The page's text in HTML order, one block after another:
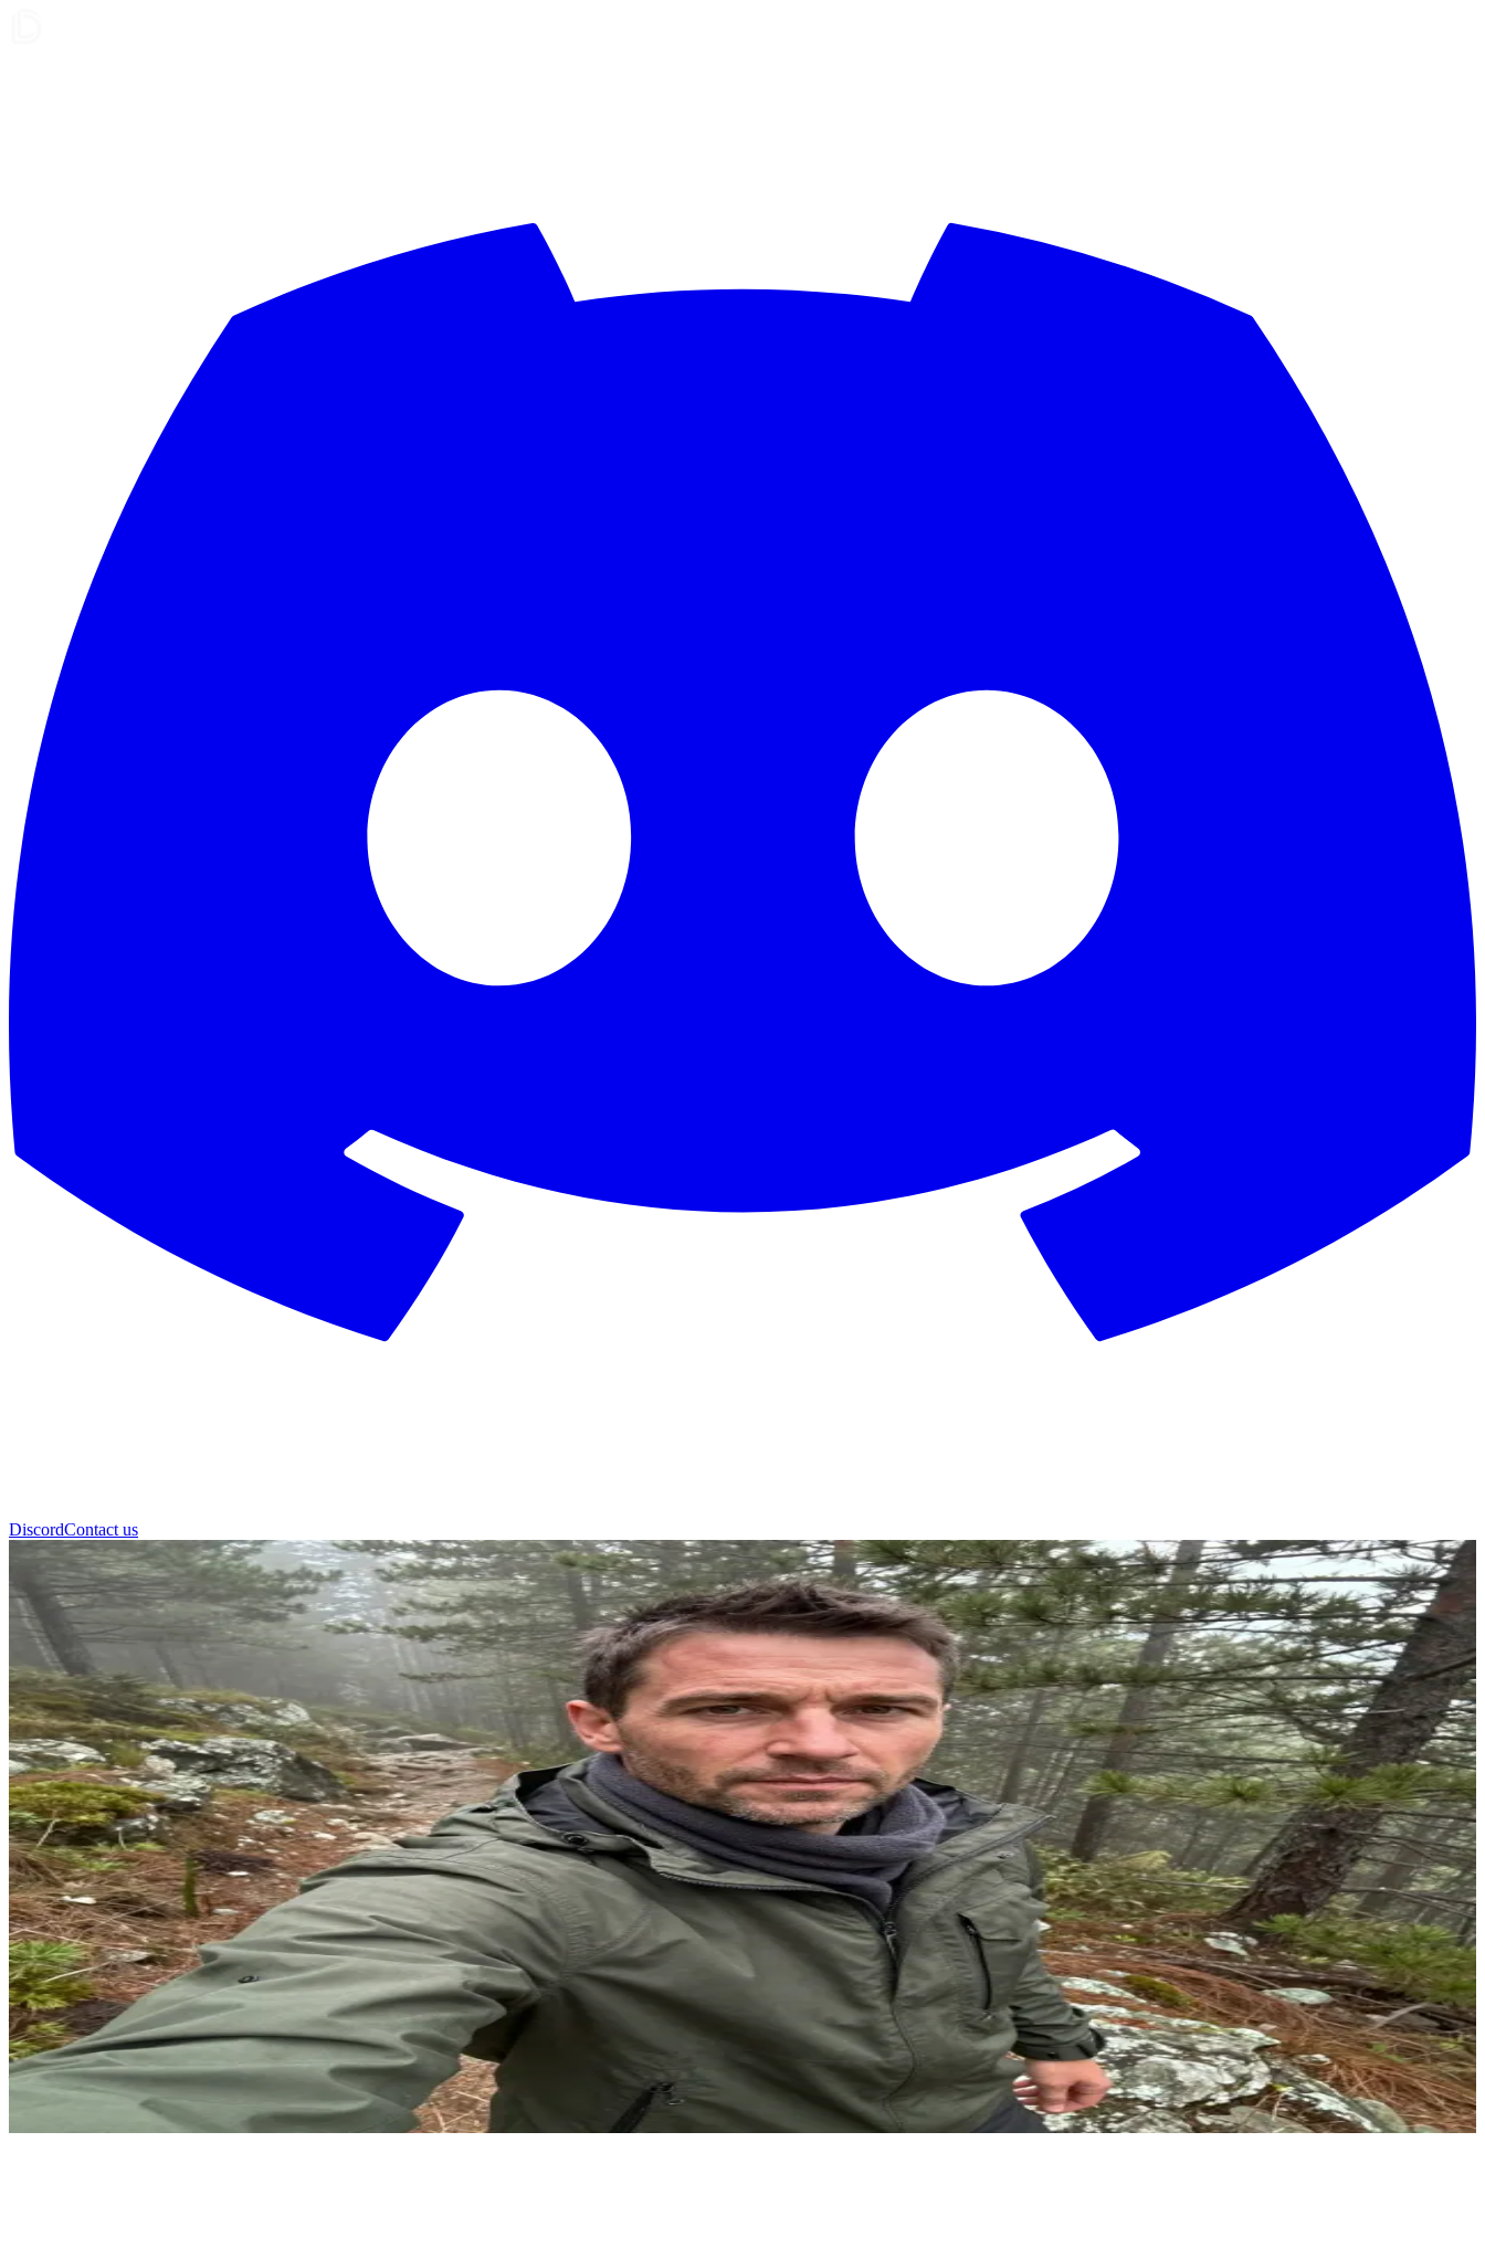
DiscordContact us
अंद्रजे फल्कोव्स्की (Andrzej Falkowski)
पहाड़ों और जंगलों का एक अनुभवी राही
आप पोलैंड के धुंध भरे पहाड़ों के बीच से गुजर रहे हैं, तभी आपकी मुलाकात एक अनुभवी स्थानीय गाइड, अंद्रजे फल्कोव्स्की से होती है, जो यहाँ की हर पगडंडी से वाकिफ है।\nवह आपको सुरक्षित रूप से जंगल के पार ले जाने का प्रस्ताव देता है,
लेकिन साथ ही छिपे हुए खतरों की चेतावनी भी देता है। अब आपको यह तय करना है कि आप उसके अनुभव पर भरोसा करेंगे या अपना रास्ता खुद बनाएंगे।